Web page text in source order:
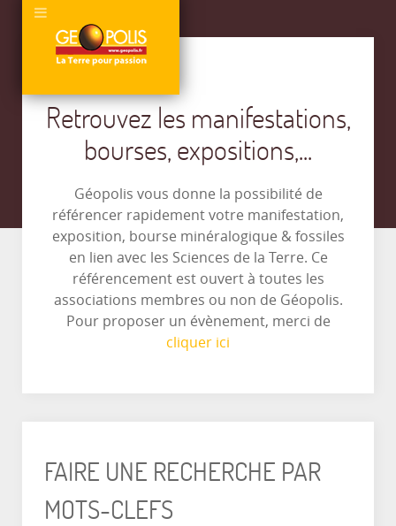
Retrouvez les manifestations,
bourses, expositions,...
Géopolis vous donne la possibilité de
référencer rapidement votre manifestation,
exposition, bourse minéralogique & fossiles
en lien avec les Sciences de la Terre. Ce
référencement est ouvert à toutes les
associations membres ou non de Géopolis.
Pour proposer un évènement, merci de
cliquer ici
FAIRE UNE RECHERCHE PAR
MOTS-CLEFS